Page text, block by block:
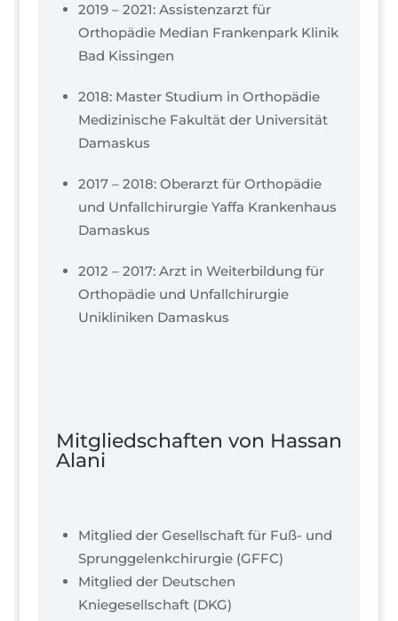
2019 – 2021: Assistenzarzt für
Orthopädie Median Frankenpark Klinik
Bad Kissingen
2018: Master Studium in Orthopädie
Medizinische Fakultät der Universität
Damaskus
2017 – 2018: Oberarzt für Orthopädie
und Unfallchirurgie Yaffa Krankenhaus
Damaskus
2012 – 2017: Arzt in Weiterbildung für
Orthopädie und Unfallchirurgie
Unikliniken Damaskus
Mitgliedschaften von Hassan
Alani
Mitglied der Gesellschaft für Fuß- und
Sprunggelenkchirurgie (GFFC)
Mitglied der Deutschen
Kniegesellschaft (DKG)